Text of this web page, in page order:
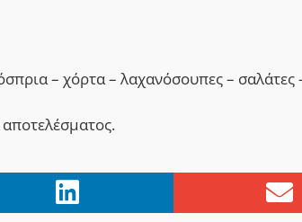
– χόρτα – λαχανόσουπες – σαλάτες
αποτελέσματος.